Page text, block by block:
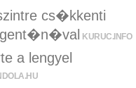
cs�kkenti
KURUC.INFO
a lengyel